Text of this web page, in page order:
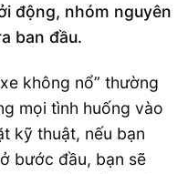
động, nhóm nguyên
ban đầu.
không nổ” thường
mọi tình huống vào
kỹ thuật, nếu bạn
bước đầu, bạn sẽ